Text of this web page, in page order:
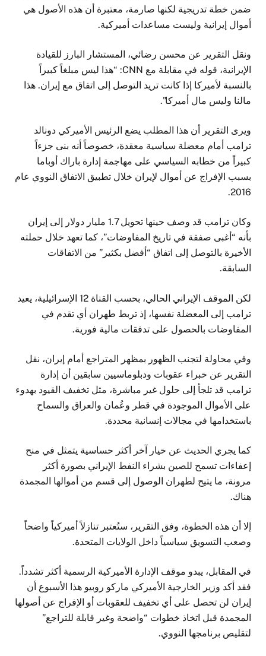
ضمن خطة تدريجية لكنها صارمة، معتبرة أن هذه الأصول هي
أموال إيرانية وليست مساعدات أميركية.
ونقل التقرير عن محسن رضائي، المستشار البارز للقيادة
الإيرانية، قوله في مقابلة مع CNN: “هذا ليس مبلغاً كبيراً
بالنسبة لأميركا إذا كانت تريد التوصل إلى اتفاق مع إيران. هذا
مالنا وليس مال أميركا”.
ويرى التقرير أن هذا المطلب يضع الرئيس الأميركي دونالد
ترامب أمام معضلة سياسية معقدة، خصوصاً أنه بنى جزءاً
كبيراً من خطابه السياسي على مهاجمة إدارة باراك أوباما
بسبب الإفراج عن أموال لإيران خلال تطبيق الاتفاق النووي عام
2016.
وكان ترامب قد وصف حينها تحويل 1.7 مليار دولار إلى إيران
بأنه “أغبى صفقة في تاريخ المفاوضات”، كما تعهد خلال حملته
الأخيرة بالتوصل إلى اتفاق “أفضل بكثير” من الاتفاقات
السابقة.
لكن الموقف الإيراني الحالي، بحسب القناة 12 الإسرائيلية، يعيد
ترامب إلى المعضلة نفسها، إذ تربط طهران أي تقدم في
المفاوضات بالحصول على تدفقات مالية فورية.
وفي محاولة لتجنب الظهور بمظهر المتراجع أمام إيران، نقل
التقرير عن خبراء عقوبات ودبلوماسيين سابقين أن إدارة
ترامب قد تلجأ إلى حلول غير مباشرة، مثل تخفيف القيود بهدوء
على الأموال الموجودة في قطر وعُمان والعراق والسماح
باستخدامها في مجالات إنسانية محددة.
كما يجري الحديث عن خيار آخر أكثر حساسية يتمثل في منح
إعفاءات تسمح للصين بشراء النفط الإيراني بصورة أكثر
مرونة، ما يتيح لطهران الوصول إلى قسم من أموالها المجمدة
هناك.
إلا أن هذه الخطوة، وفق التقرير، ستُعتبر تنازلاً أميركياً واضحاً
وصعب التسويق سياسياً داخل الولايات المتحدة.
في المقابل، يبدو موقف الإدارة الأميركية الرسمية أكثر تشدداً.
فقد أكد وزير الخارجية الأميركي ماركو روبيو هذا الأسبوع أن
إيران لن تحصل على أي تخفيف للعقوبات أو الإفراج عن أصولها
المجمدة قبل اتخاذ خطوات “واضحة وغير قابلة للتراجع”
لتقليص برنامجها النووي.